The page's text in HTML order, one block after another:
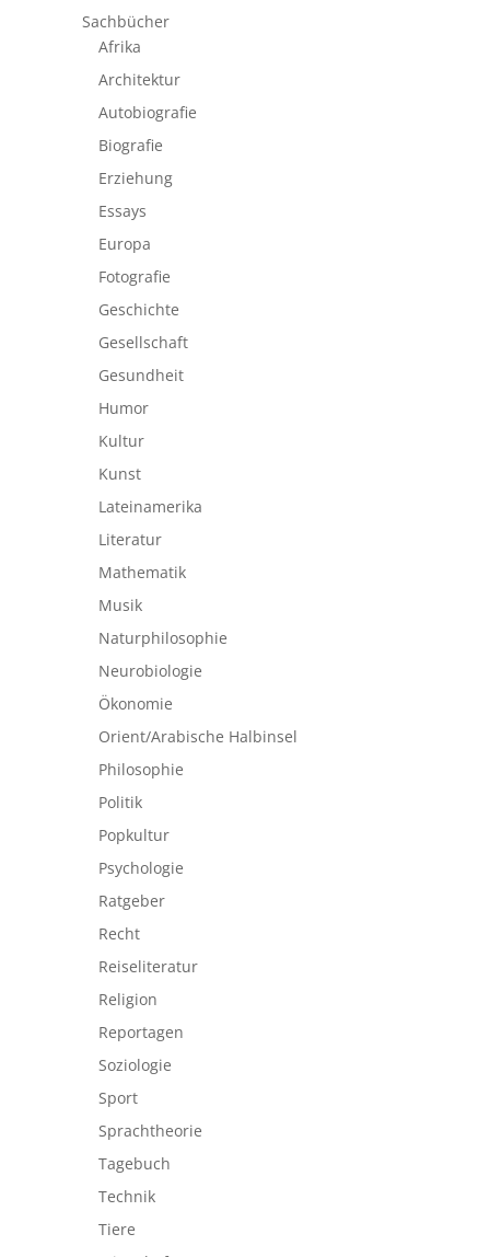
Sachbücher
Afrika
Architektur
Autobiografie
Biografie
Erziehung
Essays
Europa
Fotografie
Geschichte
Gesellschaft
Gesundheit
Humor
Kultur
Kunst
Lateinamerika
Literatur
Mathematik
Musik
Naturphilosophie
Neurobiologie
Ökonomie
Orient/Arabische Halbinsel
Philosophie
Politik
Popkultur
Psychologie
Ratgeber
Recht
Reiseliteratur
Religion
Reportagen
Soziologie
Sport
Sprachtheorie
Tagebuch
Technik
Tiere